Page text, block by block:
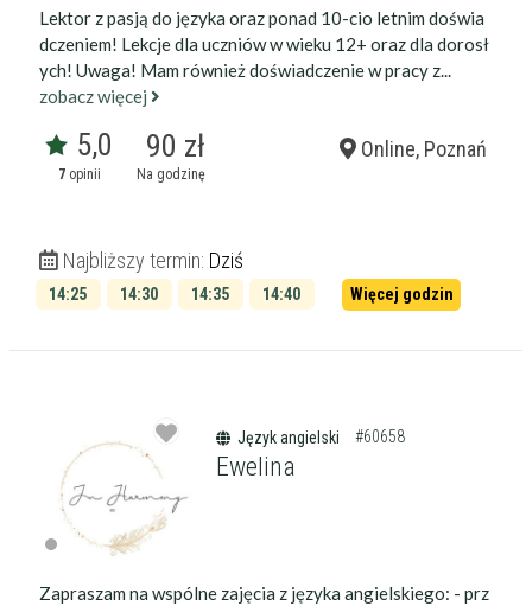
Lektor z pasją do języka oraz ponad 10-cio letnim doświa
dczeniem! Lekcje dla uczniów w wieku 12+ oraz dla dorosł
ych! Uwaga! Mam również doświadczenie w pracy z...
zobacz więcej
5,0
7opinii
90 zł
Na godzinę
Online, Poznań
Najbliższy termin: Dziś
14:25 14:30 14:35
14:40
Więcej godzin
Język angielski #60658
Ewelina
Zapraszam na wspólne zajęcia z języka angielskiego: - prz